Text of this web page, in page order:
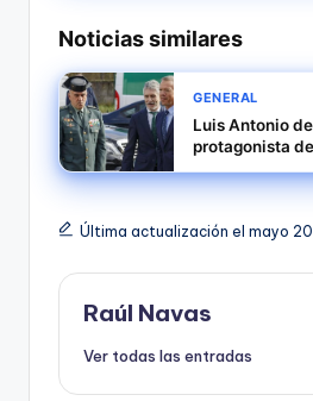
Noticias similares
GENERAL
Luis Antonio
protagonista
que señala las
Gobierno del
Última actualización el mayo
Raúl Navas
Ver todas las entradas